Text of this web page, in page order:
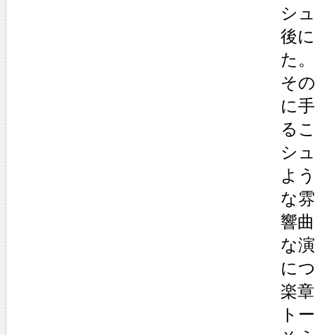
シ
後
た。
そ
に
る
シ
よ
な
響
な
に
楽
ト